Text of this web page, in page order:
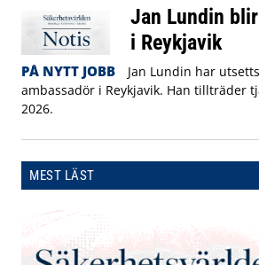
Jan Lundin
i Reykjavik
PÅ NYTT JOBB
Jan Lundin har
ambassadör i Reykjavik. Han tillträder
2026.
MEST LÄST